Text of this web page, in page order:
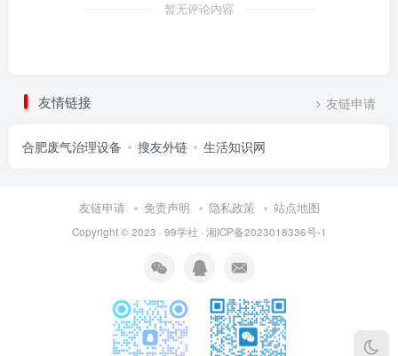
暂无评论内容
友情链接 友链申请
合肥废气治理设备 搜友外链 生活知识网
友链申请 免责声明 隐私政策 站点地图
Copyright © 2023 · 99学社 · 湘ICP备2023018336号-1